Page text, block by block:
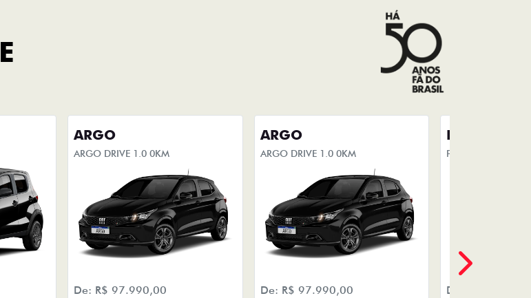
ARGO
ARGO DRIVE 1.0 0KM
De: R$ 97.990,00
ARGO
ARGO DRIVE 1.0 0KM
De: R$ 97.990,00
PULSE
PULSE DRIVE
De: R$